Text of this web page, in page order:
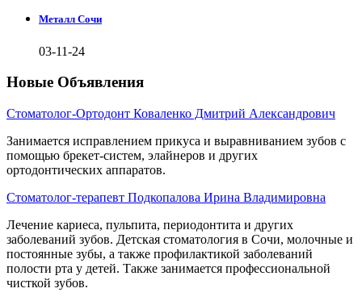
Металл Сочи
03-11-24
Новые Объявления
Стоматолог-Ортодонт Коваленко Дмитрий Александрович
Занимается исправлением прикуса и выравниванием зубов с
помощью брекет-систем, элайнеров и других
ортодонтических аппаратов.
Стоматолог-терапевт Подкопалова Ирина Владимировна
Лечение кариеса, пульпита, периодонтита и других
заболеваний зубов. Детская стоматология в Сочи, молочные и
постоянные зубы, а также профилактикой заболеваний
полости рта у детей. Также занимается профессиональной
чисткой зубов.